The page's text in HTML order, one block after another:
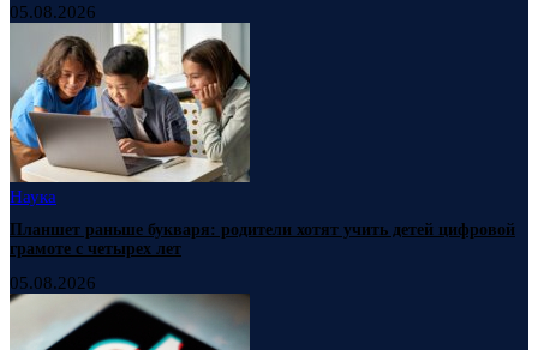
05.08.2026
Наука
Планшет раньше букваря: родители хотят учить детей цифровой
грамоте с четырех лет
05.08.2026